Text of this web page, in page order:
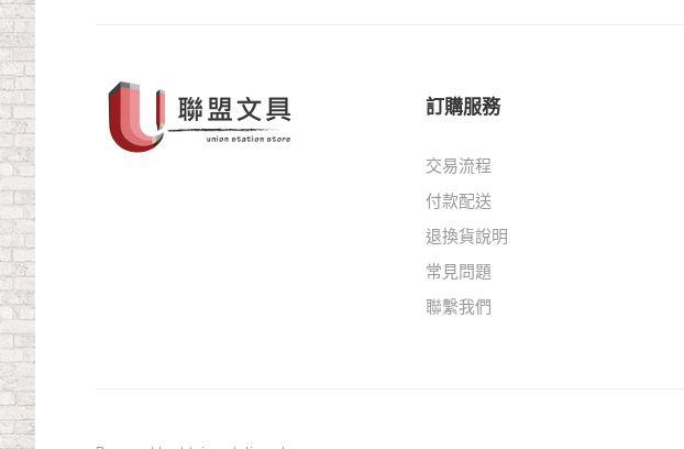
訂購服務
交易流程
付款配送
退換貨說明
常見問題
聯繫我們